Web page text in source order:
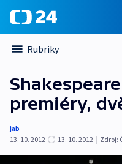
Rubriky
premiéry,
jab
13. 10. 2012
13. 10. 2012 | Zdroj: